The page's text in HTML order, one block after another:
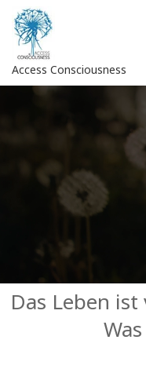
Access Consciousness
Regionen
Das Leben